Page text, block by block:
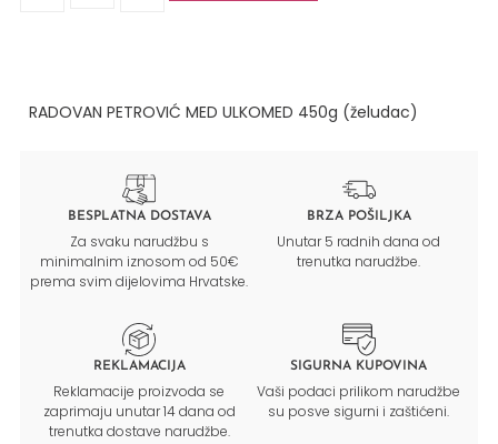
RADOVAN PETROVIĆ MED ULKOMED 450g (želudac)
BESPLATNA DOSTAVA
Za svaku narudžbu s
minimalnim iznosom od 50€
prema svim dijelovima Hrvatske.
BRZA POŠILJKA
Unutar 5 radnih dana od
trenutka narudžbe.
REKLAMACIJA
Reklamacije proizvoda se
zaprimaju unutar 14 dana od
trenutka dostave narudžbe.
SIGURNA KUPOVINA
Vaši podaci prilikom narudžbe
su posve sigurni i zaštićeni.